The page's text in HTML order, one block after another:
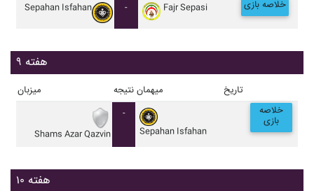
Sepahan Isfahan - Fajr Sepasi خلاصه بازی
هفته ۹
میزبان نتیجه میهمان تاریخ
Shams Azar Qazvin
-
Sepahan Isfahan
خلاصه
بازی
هفته ۱۰